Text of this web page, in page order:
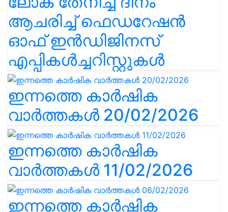
ആചരിച്ച് ഫെഡറേഷൻ
ഓഫ് ഇൻഡിജിനസ്
എപ്പികൾച്ചറിസ്റ്റുകൾ
ഇന്നത്തെ കാർഷിക
വാർത്തകൾ 20/02/2026
ഇന്നത്തെ കാർഷിക
വാർത്തകൾ 11/02/2026
ഇന്നത്തെ കാർഷിക